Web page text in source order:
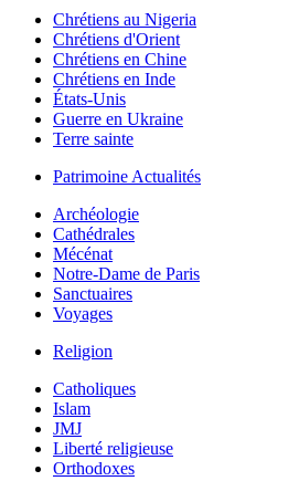
Chrétiens au Nigeria
Chrétiens d'Orient
Chrétiens en Chine
Chrétiens en Inde
États-Unis
Guerre en Ukraine
Terre sainte
Patrimoine Actualités
Archéologie
Cathédrales
Mécénat
Notre-Dame de Paris
Sanctuaires
Voyages
Religion
Catholiques
Islam
JMJ
Liberté religieuse
Orthodoxes